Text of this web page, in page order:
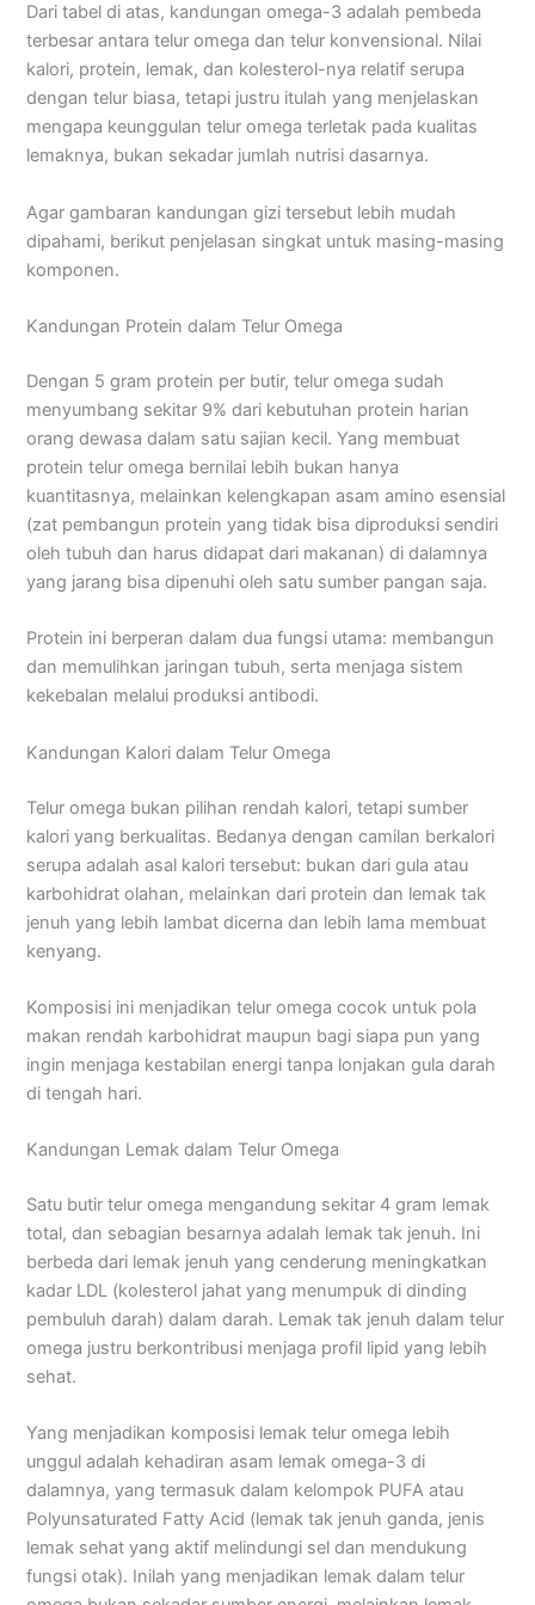
Dari tabel di atas, kandungan omega-3 adalah pembeda
terbesar antara telur omega dan telur konvensional. Nilai
kalori, protein, lemak, dan kolesterol-nya relatif serupa
dengan telur biasa, tetapi justru itulah yang menjelaskan
mengapa keunggulan telur omega terletak pada kualitas
lemaknya, bukan sekadar jumlah nutrisi dasarnya.
Agar gambaran kandungan gizi tersebut lebih mudah
dipahami, berikut penjelasan singkat untuk masing-masing
komponen.
Kandungan Protein dalam Telur Omega
Dengan 5 gram protein per butir, telur omega sudah
menyumbang sekitar 9% dari kebutuhan protein harian
orang dewasa dalam satu sajian kecil. Yang membuat
protein telur omega bernilai lebih bukan hanya
kuantitasnya, melainkan kelengkapan asam amino esensial
(zat pembangun protein yang tidak bisa diproduksi sendiri
oleh tubuh dan harus didapat dari makanan) di dalamnya
yang jarang bisa dipenuhi oleh satu sumber pangan saja.
Protein ini berperan dalam dua fungsi utama: membangun
dan memulihkan jaringan tubuh, serta menjaga sistem
kekebalan melalui produksi antibodi.
Kandungan Kalori dalam Telur Omega
Telur omega bukan pilihan rendah kalori, tetapi sumber
kalori yang berkualitas. Bedanya dengan camilan berkalori
serupa adalah asal kalori tersebut: bukan dari gula atau
karbohidrat olahan, melainkan dari protein dan lemak tak
jenuh yang lebih lambat dicerna dan lebih lama membuat
kenyang.
Komposisi ini menjadikan telur omega cocok untuk pola
makan rendah karbohidrat maupun bagi siapa pun yang
ingin menjaga kestabilan energi tanpa lonjakan gula darah
di tengah hari.
Kandungan Lemak dalam Telur Omega
Satu butir telur omega mengandung sekitar 4 gram lemak
total, dan sebagian besarnya adalah lemak tak jenuh. Ini
berbeda dari lemak jenuh yang cenderung meningkatkan
kadar LDL (kolesterol jahat yang menumpuk di dinding
pembuluh darah) dalam darah. Lemak tak jenuh dalam telur
omega justru berkontribusi menjaga profil lipid yang lebih
sehat.
Yang menjadikan komposisi lemak telur omega lebih
unggul adalah kehadiran asam lemak omega-3 di
dalamnya, yang termasuk dalam kelompok PUFA atau
Polyunsaturated Fatty Acid (lemak tak jenuh ganda, jenis
lemak sehat yang aktif melindungi sel dan mendukung
fungsi otak). Inilah yang menjadikan lemak dalam telur